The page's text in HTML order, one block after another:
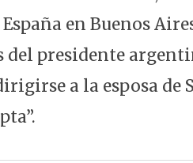
en Buenos
del presidente
a la esposa de